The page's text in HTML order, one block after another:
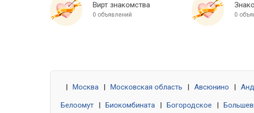
Вирт знакомства
0 объявлений 0
Москва Московская область Авсюнино
Белоомут Биокомбината Богородское